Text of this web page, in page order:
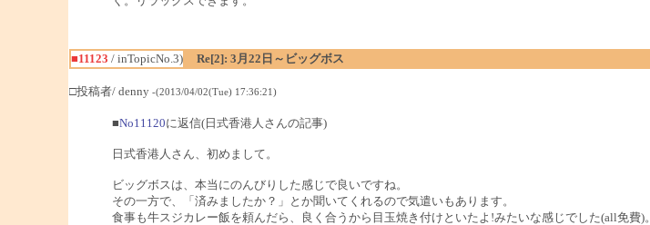
■11123 / inTopicNo.3)
Re[2]: 3月22日～ビッグボス
□投稿者/ denny -(2013/04/02(Tue) 17:36:21)
■No11120に返信(日式香港人さんの記事)
日式香港人さん、初めまして。
ビッグボスは、本当にのんびりした感じで良いですね。
その一方で、「済みましたか？」とか聞いてくれるので気遣いもあります。
食事も牛スジカレー飯を頼んだら、良く合うから目玉焼き付けといたよ!みたいな感じでした(all免費)。